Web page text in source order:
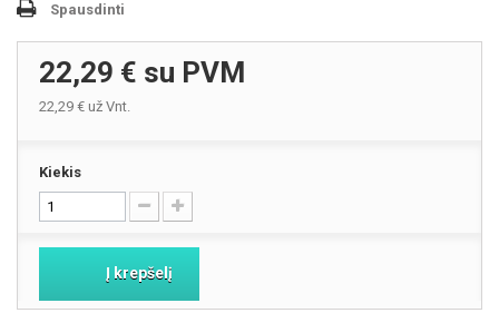
Spausdinti
22,29 € su PVM
22,29 € už Vnt.
Kiekis
Į krepšelį